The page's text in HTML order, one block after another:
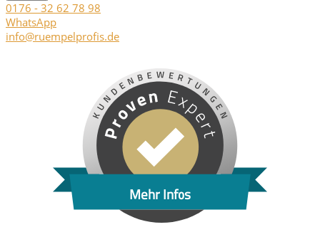
0176 - 32 62 78 98
WhatsApp
info@ruempelprofis.de
Mehr Infos